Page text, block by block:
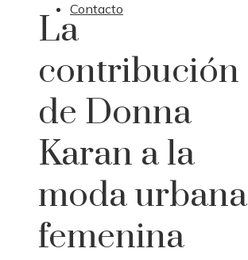
Contacto
La
contribución
de Donna
Karan a la
moda urbana
femenina